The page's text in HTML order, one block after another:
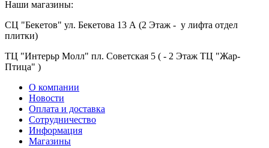
Наши магазины:
СЦ "Бекетов" ул. Бекетова 13 А (2 Этаж - у лифта отдел
плитки)
ТЦ "Интерьр Молл" пл. Советская 5 ( - 2 Этаж ТЦ "Жар-
Птица" )
О компании
Новости
Оплата и доставка
Сотрудничество
Информация
Магазины